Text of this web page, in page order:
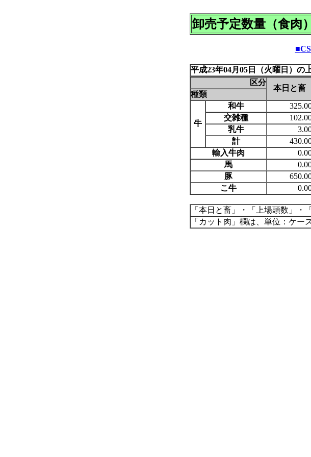
卸売予定数量（食肉）
平成23年04月05日（火曜日）の
区分
本日と畜
種類
牛
和牛
交雑種
乳牛
計
輸入牛肉
馬
豚
こ牛
「本日と畜」・「上場頭数」・
「カット肉」欄は、単位：ケー